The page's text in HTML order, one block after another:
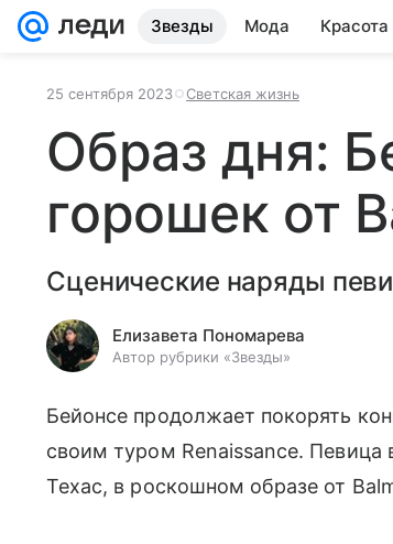
Звезды Мода Красота
25 сентября 2023 Светская жизнь
Образ дня:
горошек от
Сценические наряды
Елизавета Пономарева
Автор рубрики «Звезды»
Бейонсе продолжает покорять
своим туром Renaissance.
Техас, в роскошном образе от